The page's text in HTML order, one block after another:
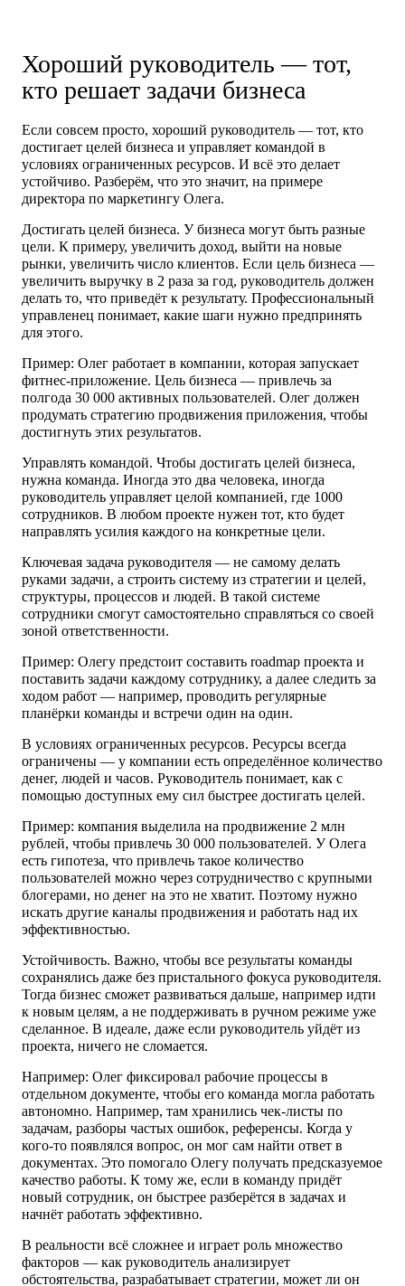
Хороший руководитель — тот,
кто решает задачи бизнеса
Если совсем просто, хороший руководитель — тот, кто
достигает целей бизнеса и управляет командой в
условиях ограниченных ресурсов. И всё это делает
устойчиво. Разберём, что это значит, на примере
директора по маркетингу Олега.
Достигать целей бизнеса. У бизнеса могут быть разные
цели. К примеру, увеличить доход, выйти на новые
рынки, увеличить число клиентов. Если цель бизнеса —
увеличить выручку в 2 раза за год, руководитель должен
делать то, что приведёт к результату. Профессиональный
управленец понимает, какие шаги нужно предпринять
для этого.
Пример: Олег работает в компании, которая запускает
фитнес-приложение. Цель бизнеса — привлечь за
полгода 30 000 активных пользователей. Олег должен
продумать стратегию продвижения приложения, чтобы
достигнуть этих результатов.
Управлять командой. Чтобы достигать целей бизнеса,
нужна команда. Иногда это два человека, иногда
руководитель управляет целой компанией, где 1000
сотрудников. В любом проекте нужен тот, кто будет
направлять усилия каждого на конкретные цели.
Ключевая задача руководителя — не самому делать
руками задачи, а строить систему из стратегии и целей,
структуры, процессов и людей. В такой системе
сотрудники смогут самостоятельно справляться со своей
зоной ответственности.
Пример: Олегу предстоит составить roadmap проекта и
поставить задачи каждому сотруднику, а далее следить за
ходом работ — например, проводить регулярные
планёрки команды и встречи один на один.
В условиях ограниченных ресурсов. Ресурсы всегда
ограничены — у компании есть определённое количество
денег, людей и часов. Руководитель понимает, как с
помощью доступных ему сил быстрее достигать целей.
Пример: компания выделила на продвижение 2 млн
рублей, чтобы привлечь 30 000 пользователей. У Олега
есть гипотеза, что привлечь такое количество
пользователей можно через сотрудничество с крупными
блогерами, но денег на это не хватит. Поэтому нужно
искать другие каналы продвижения и работать над их
эффективностью.
Устойчивость. Важно, чтобы все результаты команды
сохранялись даже без пристального фокуса руководителя.
Тогда бизнес сможет развиваться дальше, например идти
к новым целям, а не поддерживать в ручном режиме уже
сделанное. В идеале, даже если руководитель уйдёт из
проекта, ничего не сломается.
Например: Олег фиксировал рабочие процессы в
отдельном документе, чтобы его команда могла работать
автономно. Например, там хранились чек-листы по
задачам, разборы частых ошибок, референсы. Когда у
кого-то появлялся вопрос, он мог сам найти ответ в
документах. Это помогало Олегу получать предсказуемое
качество работы. К тому же, если в команду придёт
новый сотрудник, он быстрее разберётся в задачах и
начнёт работать эффективно.
В реальности всё сложнее и играет роль множество
факторов — как руководитель анализирует
обстоятельства, разрабатывает стратегии, может ли он